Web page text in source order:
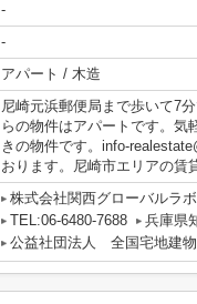
-
-
アパート / 木造
尼崎元浜郵便局まで歩いて7
らの物件はアパートです。気
きの物件です。info-
おります。尼崎市エリアの賃
株式会社関西グローバルラボ
TEL:06-6480-7688
兵庫県
公益社団法人 全国宅地建